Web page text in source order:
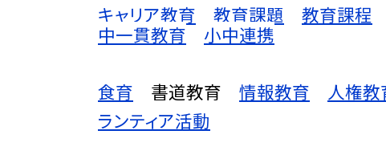
キャリア教育 教育課題 教育課程
中一貫教育
小中連携
食育 書道教育 情報教育 人権教
ランティア活動